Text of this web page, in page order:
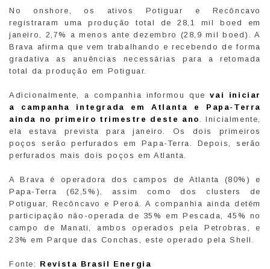
No onshore, os ativos Potiguar e Recôncavo
registraram uma produção total de 28,1 mil boed em
janeiro, 2,7% a menos ante dezembro (28,9 mil boed). A
Brava afirma que vem trabalhando e recebendo de forma
gradativa as anuências necessárias para a retomada
total da produção em Potiguar.
Adicionalmente, a companhia informou quevai iniciar
a campanha integrada em Atlanta e Papa-Terra
ainda no primeiro trimestre deste ano
. Inicialmente,
ela estava prevista para janeiro. Os dois primeiros
poços serão perfurados em Papa-Terra. Depois, serão
perfurados mais dois poços em Atlanta.
A Brava é operadora dos campos de Atlanta (80%) e
Papa-Terra (62,5%), assim como dos clusters de
Potiguar, Recôncavo e Peroá. A companhia ainda detém
participação não-operada de 35% em Pescada, 45% no
campo de Manati, ambos operados pela Petrobras, e
23% em Parque das Conchas, este operado pela Shell.
Fonte: Revista Brasil Energia